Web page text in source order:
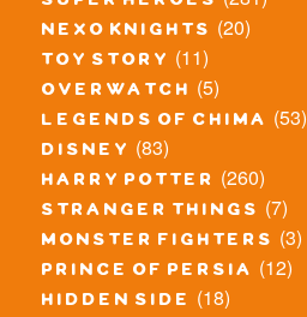
nexo knights (20)
toy story (11)
overwatch (5)
legends of chima (53)
disney (83)
harry potter (260)
stranger things (7)
monster fighters (3)
prince of persia (12)
hidden side (18)